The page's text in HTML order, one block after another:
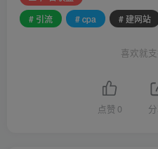
# 引流
# cpa # 建网站
喜欢就
点赞 0